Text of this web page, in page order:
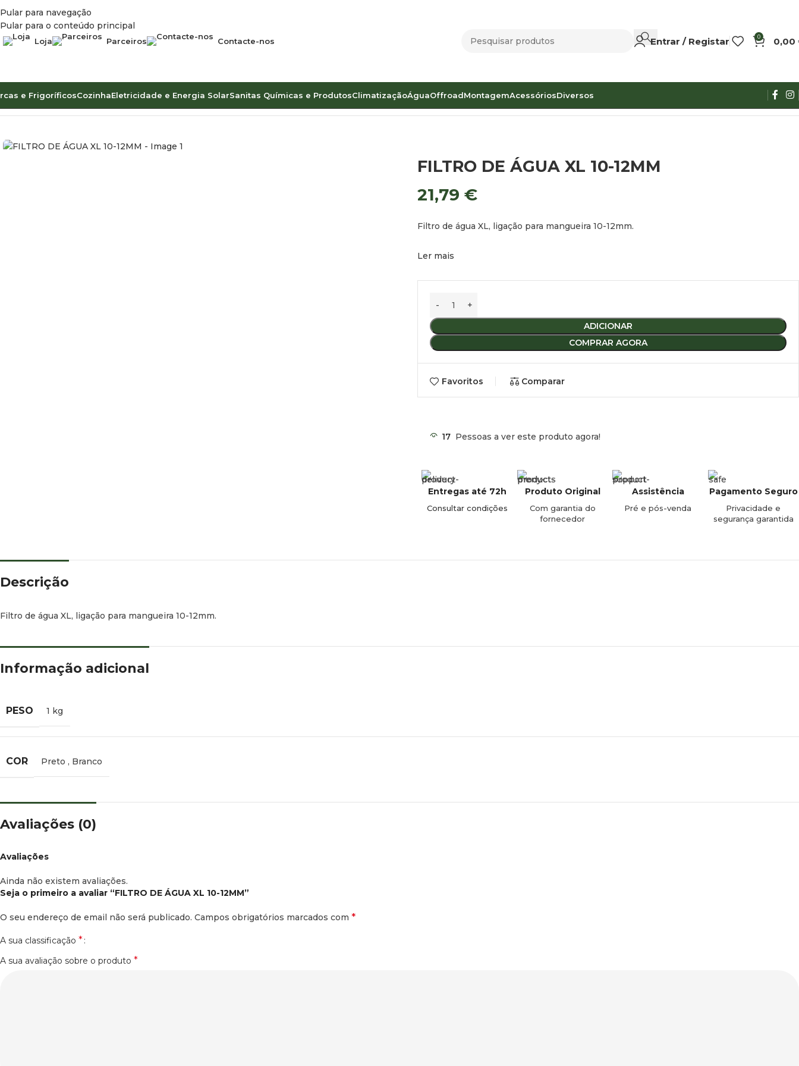
Pular para navegação
Pular para o conteúdo principal
Loja Parceiros Contacte-nos Entrar / Registar 0 0,00
e FrigoríficosCozinhaEletricidade e Energia SolarSanitas Químicas e ProdutosClimatizaçãoÁguaOffroadMontagemAcessóriosDiversos
Início Água Bicos e Válvulas FILTRO DE ÁGUA XL 10-12MM
FILTRO DE ÁGUA XL 10-12MM
21,79 €
Filtro de água XL, ligação para mangueira 10-12mm.
Ler mais
ADICIONAR
COMPRAR AGORA
Favoritos Comparar
17 Pessoas a ver este produto agora!
Entregas até 72h
Consultar condições
Produto Original
Com garantia do
fornecedor
Assistência
Pré e pós-venda
Pagamento Seguro
Privacidade e
segurança garantida
Descrição
Filtro de água XL, ligação para mangueira 10-12mm.
Informação adicional
PESO 1 kg
COR Preto , Branco
Avaliações (0)
Avaliações
Ainda não existem avaliações.
Seja o primeiro a avaliar “FILTRO DE ÁGUA XL 10-12MM”
O seu endereço de email não será publicado. Campos obrigatórios marcados com *
A sua classificação *
A sua avaliação sobre o produto *
Facebook
Instagram